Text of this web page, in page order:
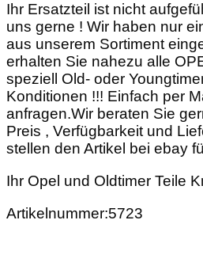
Ihr Ersatzteil ist nicht
uns gerne ! Wir haben nur
aus unserem Sortiment
erhalten Sie nahezu alle
speziell Old- oder
Konditionen !!! Einfach per
anfragen.Wir beraten Sie
Preis , Verfügbarkeit und
stellen den Artikel bei ebay
Ihr Opel und Oldtimer Teile
Artikelnummer:5723